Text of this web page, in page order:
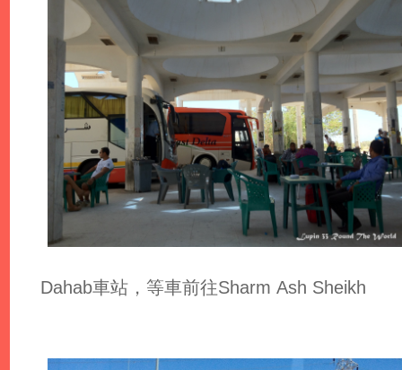
Dahab車站，等車前往Sharm Ash Sheikh